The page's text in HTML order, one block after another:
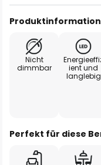
Nicht
dimmbar
ient und
langlebig
Perfekt für diese